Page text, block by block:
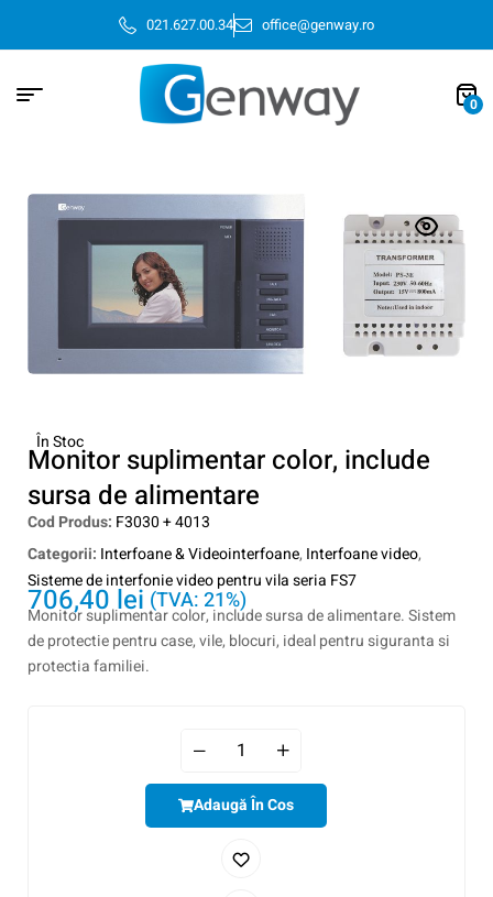
021.627.00.34 office@genway.ro
0
În Stoc
Monitor suplimentar color, include
sursa de alimentare
Cod Produs: F3030 + 4013
Categorii: Interfoane & Videointerfoane, Interfoane video,
Sisteme de interfonie video pentru vila seria FS7
706,40lei (TVA: 21%)
Monitor suplimentar color, include sursa de alimentare. Sistem
de protectie pentru case, vile, blocuri, ideal pentru siguranta si
protectia familiei.
Adaugă În Cos